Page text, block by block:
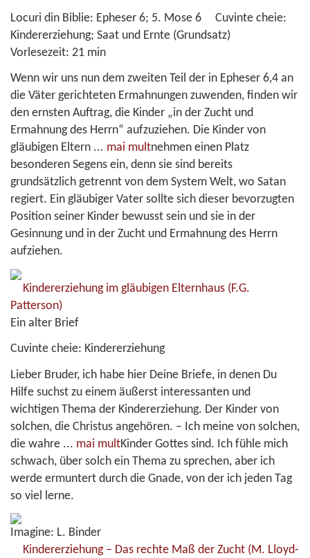
Locuri din Biblie: Epheser 6; 5. Mose 6 Cuvinte cheie:
Kindererziehung; Saat und Ernte (Grundsatz)
Vorlesezeit: 21 min
Wenn wir uns nun dem zweiten Teil der in Epheser 6,4 an
die Väter gerichteten Ermahnungen zuwenden, finden wir
den ernsten Auftrag, die Kinder „in der Zucht und
Ermahnung des Herrn“ aufzuziehen. Die Kinder von
gläubigen Eltern ... mai multnehmen einen Platz
besonderen Segens ein, denn sie sind bereits
grundsätzlich getrennt von dem System Welt, wo Satan
regiert. Ein gläubiger Vater sollte sich dieser bevorzugten
Position seiner Kinder bewusst sein und sie in der
Gesinnung und in der Zucht und Ermahnung des Herrn
aufziehen.
Kindererziehung im gläubigen Elternhaus (F.G.
Patterson)
Ein alter Brief
Cuvinte cheie: Kindererziehung
Lieber Bruder, ich habe hier Deine Briefe, in denen Du
Hilfe suchst zu einem äußerst interessanten und
wichtigen Thema der Kindererziehung. Der Kinder von
solchen, die Christus angehören. – Ich meine von solchen,
die wahre ... mai multKinder Gottes sind. Ich fühle mich
schwach, über solch ein Thema zu sprechen, aber ich
werde ermuntert durch die Gnade, von der ich jeden Tag
so viel lerne.
Imagine: L. Binder
Kindererziehung – Das rechte Maß der Zucht (M. Lloyd-